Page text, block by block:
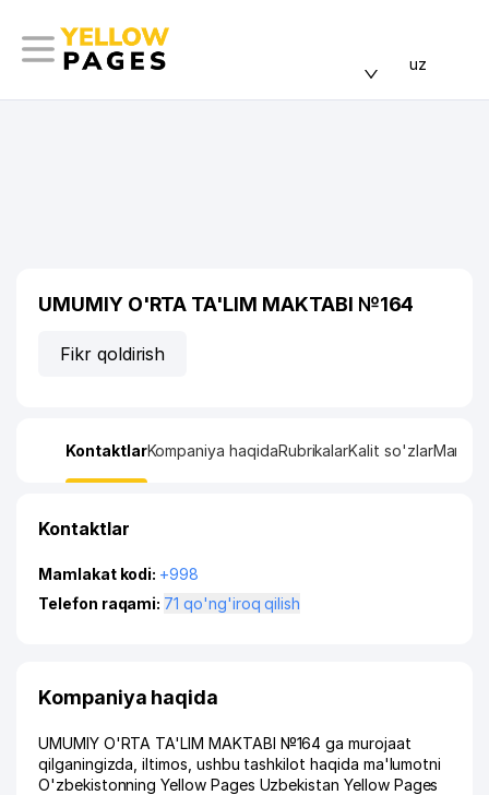
uz
UMUMIY O'RTA TA'LIM MAKTABI №164
Fikr qoldirish
KontaktlarKompaniya haqidaRubrikalarKalit so'zlarManzil
Kontaktlar
Mamlakat kodi: +998
Telefon raqami:
71 qo'ng'iroq qilish
Kompaniya haqida
UMUMIY O'RTA TA'LIM MAKTABI №164 ga murojaat
qilganingizda, iltimos, ushbu tashkilot haqida ma'lumotni
O'zbekistonning Yellow Pages Uzbekistan Yellow Pages